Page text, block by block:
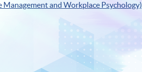
and Workplace Psychology)